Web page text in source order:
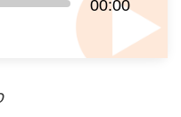
00:00